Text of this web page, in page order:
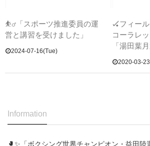
⛹️‍♂️「スポーツ推進委員の運
営と講習を受けました」
2024-07-16(Tue)
🏑フィー
コーラレ
「湯田葉
2020-03-
Information
🥊✨「ボクシング世界チャンピオン・益田